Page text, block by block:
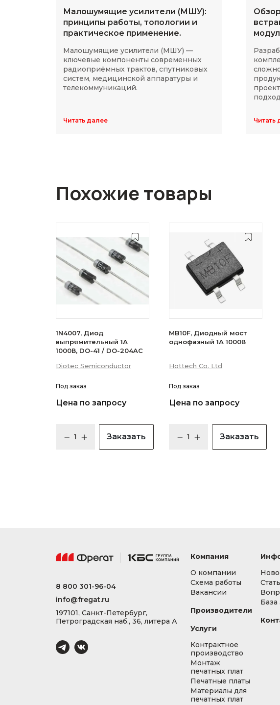
Малошумящие усилители (МШУ):
принципы работы, топологии и
практическое применение.
Малошумящие усилители (МШУ) —
ключевые компоненты современных
радиоприёмных трактов, спутниковых
систем, медицинской аппаратуры и
телекоммуникаций.
Читать далее Читать
Похожие товары
1N4007, Диод
выпрямительный 1А
1000В, DO-41 / DO-204AC
Diotec Semiconductor
Под заказ
Цена по запросу
Заказать
MB10F, Диодный мост
однофазный 1А 1000В
Hottech Co. Ltd
Под заказ
Цена по запросу
Заказать
8 800 301-96-04
info@fregat.ru
197101, Санкт-Петербург,
Петроградская наб., 36, литера А
Компания
О компании
Схема работы
Вакансии
Производители
Услуги
Контрактное
производство
Монтаж
печатных плат
Печатные платы
Материалы для
печатных плат
База